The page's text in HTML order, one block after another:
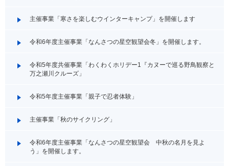
主催事業「寒さを楽しむウインターキャンプ」を開催します
令和6年度主催事業「なんさつの星空観望会冬」を開催します。
令和5年度共催事業「わくわくホリデー1『カヌーで巡る野鳥観察と
万之瀬川クルーズ」
令和5年度主催事業「親子で忍者体験」
主催事業「秋のサイクリング」
令和6年度主催事業「なんさつの星空観望会 中秋の名月を見よ
う」を開催します。